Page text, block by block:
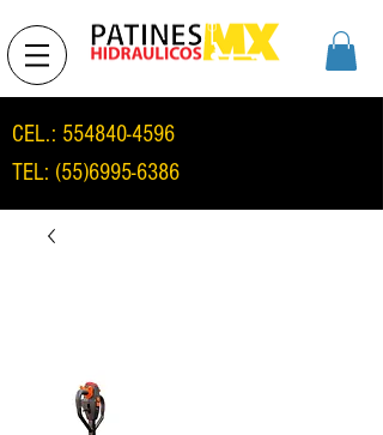
CEL.: 554840-4596
TEL: (55)6995-6386